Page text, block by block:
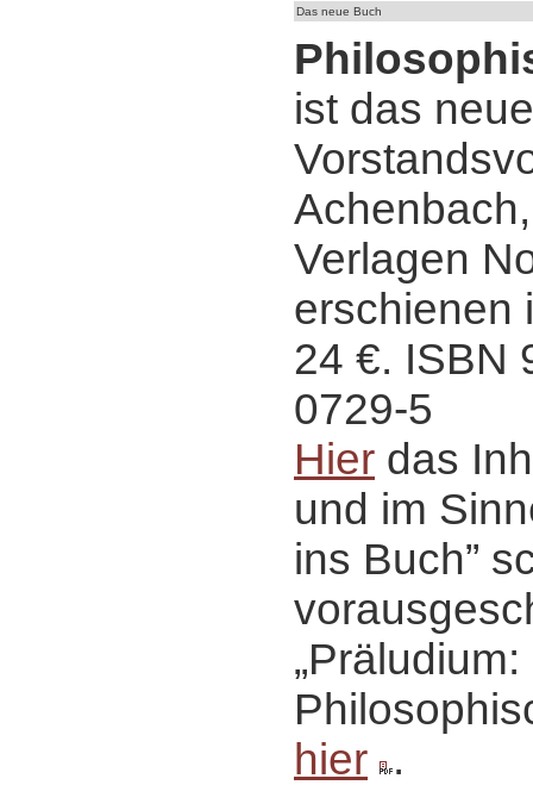
Das neue Buch
ist das
Verlagen
erschienen
24 €. ISBN
0729-5
Hier das
und im
ins Buch”
hier .